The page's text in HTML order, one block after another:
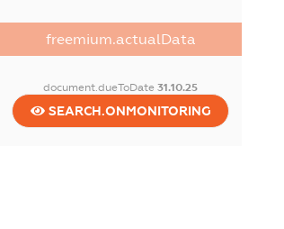
freemium.actualData
document.dueToDate31.10.25
SEARCH.ONMONITORING